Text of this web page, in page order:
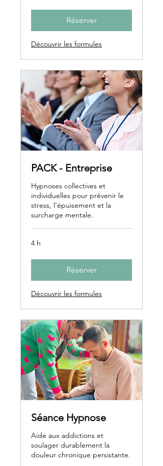
Réserver
Découvrir les formules
PACK - Entreprise
Hypnoses collectives et
individuelles pour prévenir le
stress, l’épuisement et la
surcharge mentale.
4 h
Réserver
Découvrir les formules
Séance Hypnose
Aide aux addictions et
soulager durablement la
douleur chronique persistante.